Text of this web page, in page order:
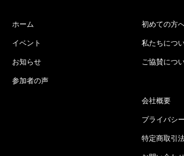
ホーム
イベント
お知らせ
参加者の声
初めての方
私たちにつ
ご協賛につ
会社概要
プライバシ
特定商取引